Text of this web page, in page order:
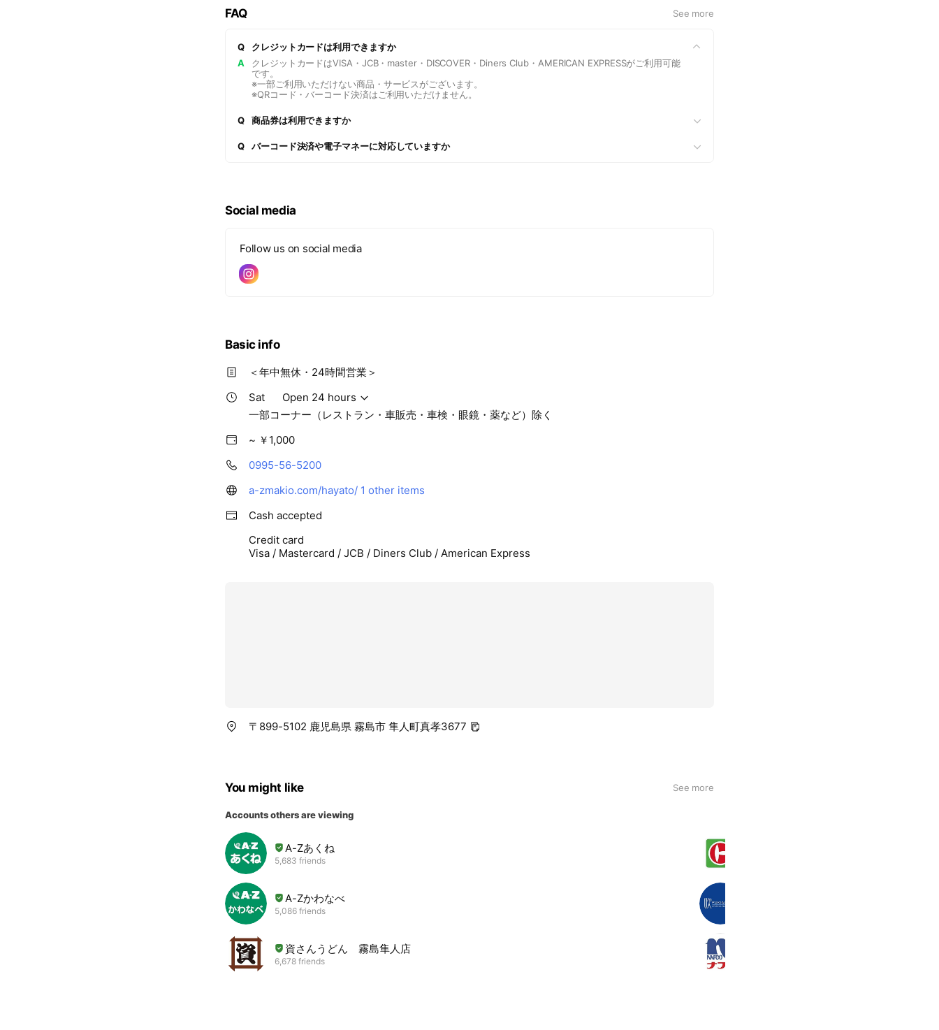
FAQ See more
Q
クレジットカードは利用できますか
A
クレジットカードはVISA・JCB・master・DISCOVER・Diners Club・AMERICAN EXPRESSがご利用可能
です。
※一部ご利用いただけない商品・サービスがございます。
※QRコード・バーコード決済はご利用いただけません。
Q 商品券は利用できますか
Q バーコード決済や電子マネーに対応していますか
Social media
Follow us on social media
Basic info
＜年中無休・24時間営業＞
Sat
Open 24 hours
一部コーナー（レストラン・車販売・車検・眼鏡・薬など）除く
~ ￥1,000
0995-56-5200
a-zmakio.com/hayato/ 1 other items
Cash accepted
Credit card
Visa / Mastercard / JCB / Diners Club / American Express
〒899-5102 鹿児島県 霧島市 隼人町真孝3677
You might like See more
Accounts others are viewing
A-Zあくね
5,683 friends
A-Zかわなべ
5,086 friends
資さんうどん 霧島隼人店
6,678 friends